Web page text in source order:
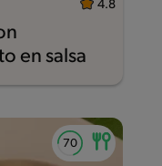
4.8
en salsa